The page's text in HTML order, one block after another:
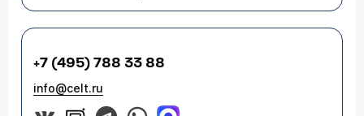
+7 (495) 788 33 88
info@celt.ru